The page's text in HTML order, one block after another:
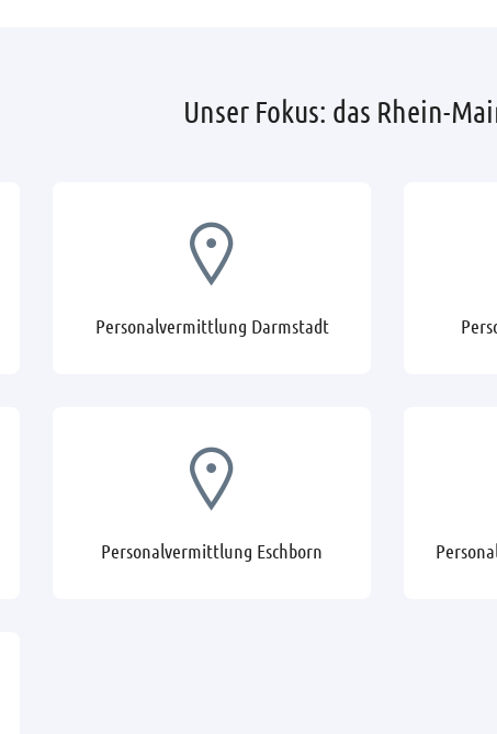
Unser Fokus: das Rhein-
Personalvermittlung Darmstadt
Personalvermittlung Eschborn